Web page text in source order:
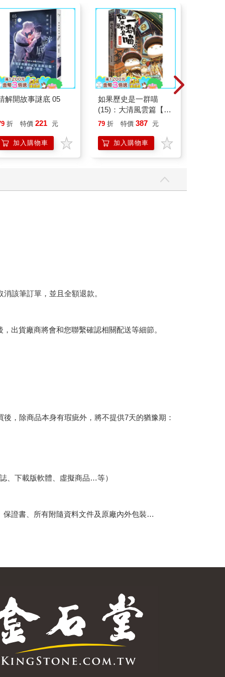
解開故事謎底 05
折 特價 221 元
加入購物車
如果歷史是一群喵
(15)：大清風雲篇【萌
貓漫畫學歷史】
79 折 特價 387 元
加入購物車
該筆訂單，並且全額退款。
出貨廠商將會和您聯繫確認相關配送等細節。
，除商品本身有瑕疵外，將不提供7天的猶豫期：
、下載版軟體、虛擬商品…等）
保證書、所有附隨資料文件及原廠內外包裝…